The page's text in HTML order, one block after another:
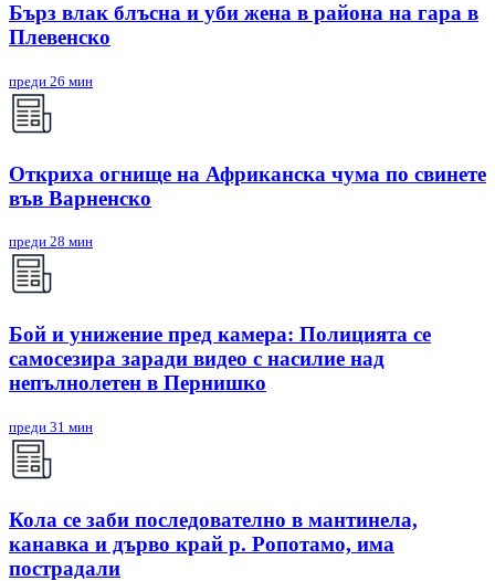
Бърз влак блъсна и уби жена в района на гара в
Плевенско
преди 26 мин
Откриха огнище на Африканска чума по свинете
във Варненско
преди 28 мин
Бой и унижение пред камера: Полицията се
самосезира заради видео с насилие над
непълнолетен в Пернишко
преди 31 мин
Кола се заби последователно в мантинела,
канавка и дърво край р. Ропотамо, има
пострадали